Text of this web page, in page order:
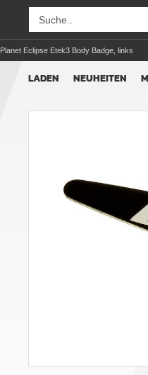
Planet Eclipse Etek3 Body Badge, links
LADEN NEUHEITEN